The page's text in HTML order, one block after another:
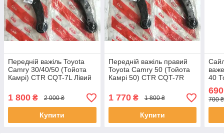
Передній важіль Toyota
Camry 30/40/50 (Тойота
Камрі) CTR CQT-7L Лівий
1 800 ₴ 2 000 ₴
Купити
Передній важіль правий
Toyota Camry 50 (Тойота
Камрі 50) CTR CQT-7R
1 770₴ 1 800 ₴
Купити
40
690
700